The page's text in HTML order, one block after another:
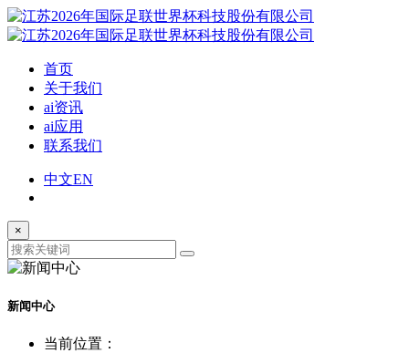
首页
关于我们
ai资讯
ai应用
联系我们
中文EN
×
新闻中心
当前位置：